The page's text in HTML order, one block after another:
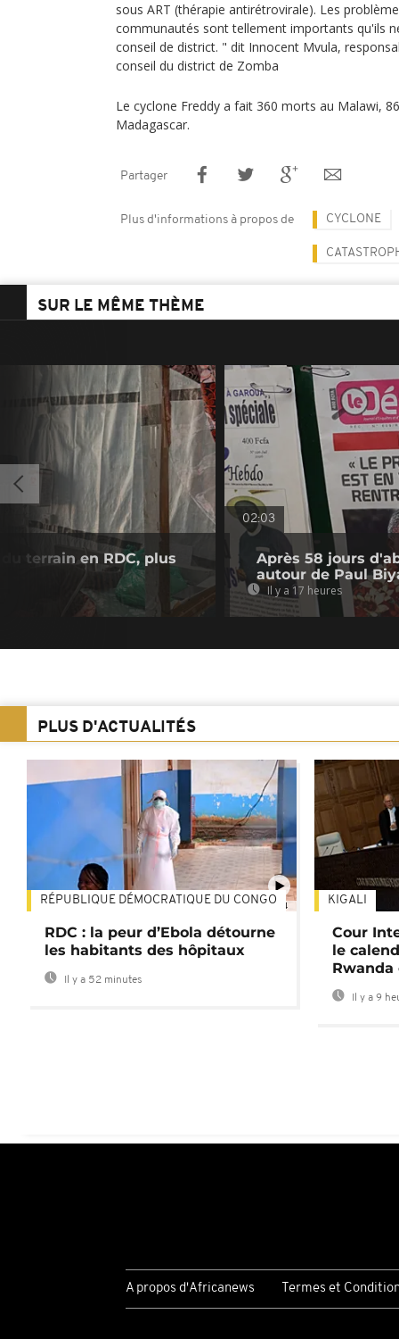
sous ART (thérapie antirétrovirale). Les
communautés sont tellement importants qu'ils
conseil de district. " dit Innocent Mvula,
conseil du district de Zomba
Le cyclone Freddy a fait 360 morts au Malawi,
Madagascar.
Partager
Plus d'informations à propos de CYCLONE
SUR LE MÊME THÈME
terrain en RDC, plus
02:03
Après 58 jours
autour de Paul
Il y a 17 heures
PLUS D'ACTUALITÉS
01:34
RÉPUBLIQUE DÉMOCRATIQUE DU CONGO
RDC : la peur d’Ebola détourne
les habitants des hôpitaux
Il y a 52 minutes
KIGALI
Cour
le
Rwanda
Il y a 9
A propos d'Africanews Termes et